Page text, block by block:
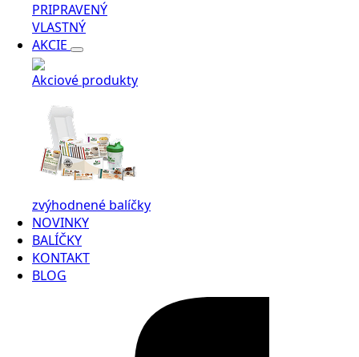
PRIPRAVENÝ
VLASTNÝ
AKCIE
Akciové produkty
zvýhodnené balíčky
NOVINKY
BALÍČKY
KONTAKT
BLOG